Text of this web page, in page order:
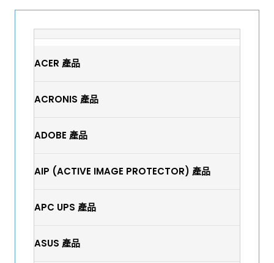
ACER 產品
ACRONIS 產品
ADOBE 產品
AIP (ACTIVE IMAGE PROTECTOR) 產品
APC UPS 產品
ASUS 產品